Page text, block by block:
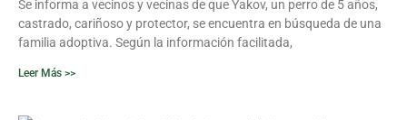
Se informa a vecinos y vecinas de que Yakov, un perro de 5 años,
castrado, cariñoso y protector, se encuentra en búsqueda de una
familia adoptiva. Según la información facilitada,
Leer Más >>